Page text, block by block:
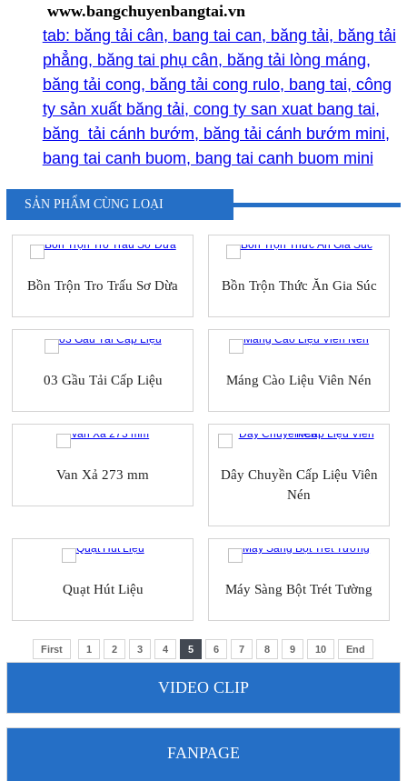
www.bangchuyenbangtai.vn
tab: băng tải cân, bang tai can, băng tải, băng tải
phẳng, băng tai phụ cân, băng tải lòng máng,
băng tải cong, băng tải cong rulo, bang tai, công
ty sản xuất băng tải, cong ty san xuat bang tai,
băng tải cánh bướm, băng tải cánh bướm mini,
bang tai canh buom, bang tai canh buom mini
SẢN PHẨM CÙNG LOẠI
Bồn Trộn Tro Trấu Sơ Dừa Bồn Trộn Thức Ăn Gia Súc
03 Gầu Tải Cấp Liệu Máng Cào Liệu Viên Nén
Van Xả 273 mm
Dây Chuyền Cấp Liệu Viên
Nén
Quạt Hút Liệu Máy Sàng Bột Trét Tường
First 1 2 3 4 5 6 7 8 9 10 End
VIDEO CLIP
FANPAGE